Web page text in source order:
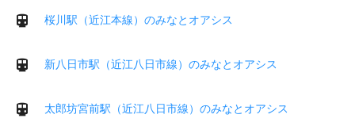
桜川駅（近江本線）のみなとオアシス
新八日市駅（近江八日市線）のみなとオアシス
太郎坊宮前駅（近江八日市線）のみなとオアシス